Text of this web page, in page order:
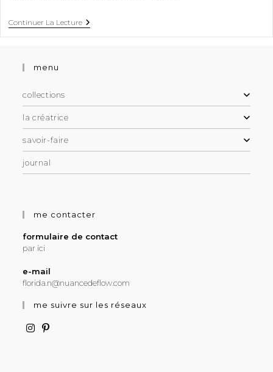
Continuer La Lecture
menu
collections
la créatrice
savoir-faire
journal
me contacter
formulaire de contact
par ici
e-mail
florida.n@nuancedeflow.com
me suivre sur les réseaux